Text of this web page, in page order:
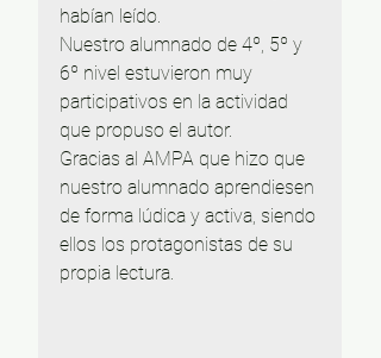
habían leído.
Nuestro alumnado de 4º, 5º y
6º nivel estuvieron muy
participativos en la actividad
que propuso el autor.
Gracias al AMPA que hizo que
nuestro alumnado aprendiesen
de forma lúdica y activa, siendo
ellos los protagonistas de su
propia lectura.